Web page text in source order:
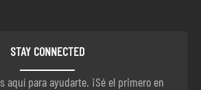
STAY CONNECTED
aquí para ayudarte. ¡Sé el primero en